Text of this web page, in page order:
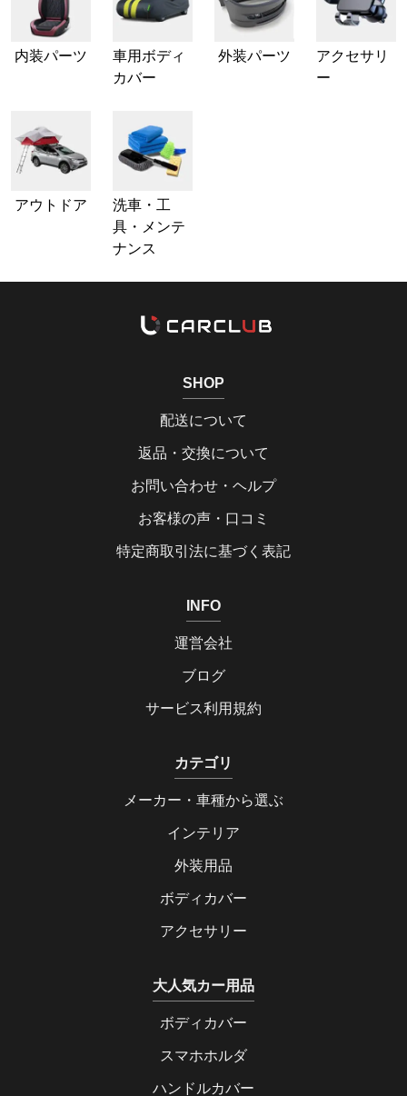
内装パーツ
車用ボディ
カバー
外装パーツ
アクセサリ
ー
アウトドア
洗車・工
具・メンテ
ナンス
SHOP
配送について
返品・交換について
お問い合わせ・ヘルプ
お客様の声・口コミ
特定商取引法に基づく表記
INFO
運営会社
ブログ
サービス利用規約
カテゴリ
メーカー・車種から選ぶ
インテリア
外装用品
ボディカバー
アクセサリー
大人気カー用品
ボディカバー
スマホホルダ
ハンドルカバー